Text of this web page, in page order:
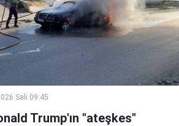
Salı 09:45
Trump'ın "ateşkes"